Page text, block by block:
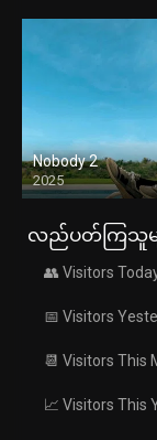
Nobody 2
2025
လည်ပတ်ကြသူမျ
👥 Visitors
📅 Visitors
📆 Visitors This
📈 Visitors This